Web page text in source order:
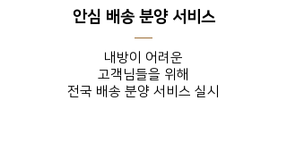
안심 배송 분양 서비스
내방이 어려운
고객님들을 위해
전국 배송 분양 서비스 실시